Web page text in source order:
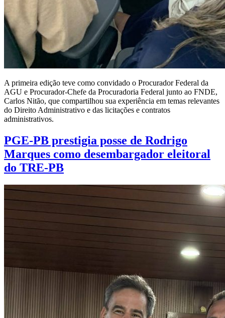
A primeira edição teve como convidado o Procurador Federal da
AGU e Procurador-Chefe da Procuradoria Federal junto ao FNDE,
Carlos Nitão, que compartilhou sua experiência em temas relevantes
do Direito Administrativo e das licitações e contratos
administrativos.
PGE-PB prestigia posse de Rodrigo
Marques como desembargador eleitoral
do TRE-PB